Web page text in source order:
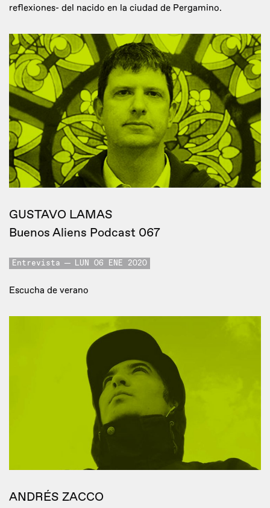
reflexiones- del nacido en la ciudad de Pergamino.
GUSTAVO LAMAS
Buenos Aliens Podcast 067
Entrevista LUN 06 ENE 2020
Escucha de verano
ANDRÉS ZACCO